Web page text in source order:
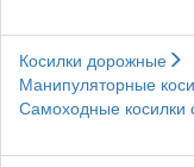
Косилки дорожные
Манипуляторные
Самоходные косилки